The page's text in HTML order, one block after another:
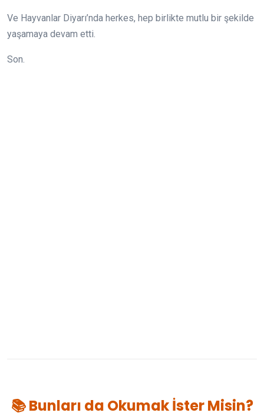
Ve Hayvanlar Diyarı’nda herkes, hep birlikte mutlu bir şekilde
yaşamaya devam etti.
Son.
📚 Bunları da Okumak İster Misin?